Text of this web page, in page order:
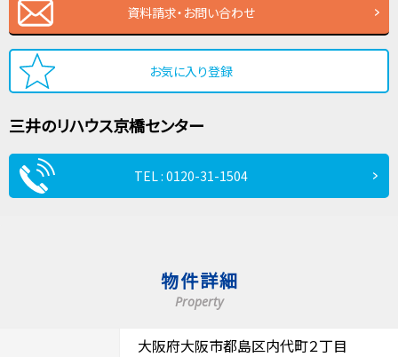
資料請求・お問い合わせ
お気に入り登録
三井のリハウス京橋センター
TEL : 0120-31-1504
物件詳細
Property
大阪府大阪市都島区内代町２丁目